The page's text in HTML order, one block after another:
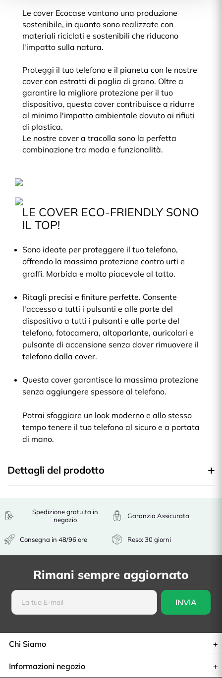
Le cover Ecocase vantano una produzione
sostenibile, in quanto sono realizzate con
materiali riciclati e sostenibili che riducono
l'impatto sulla natura.
Proteggi il tuo telefono e il pianeta con le nostre
cover con estratti di paglia di grano. Oltre a
garantire la migliore protezione per il tuo
dispositivo, questa cover contribuisce a ridurre
al minimo l'impatto ambientale dovuto ai rifiuti
di plastica.
Le nostre cover a tracolla sono la perfetta
combinazione tra moda e funzionalità.
LE COVER ECO-FRIENDLY SONO
IL TOP!
Sono ideate per proteggere il tuo telefono,
offrendo la massima protezione contro urti e
graffi. Morbida e molto piacevole al tatto.
Ritagli precisi e finiture perfette. Consente
l'accesso a tutti i pulsanti e alle porte del
dispositivo a tutti i pulsanti e alle porte del
telefono, fotocamera, altoparlante, auricolari e
pulsante di accensione senza dover rimuovere il
telefono dalla cover.
Questa cover garantisce la massima protezione
senza aggiungere spessore al telefono.
Potrai sfoggiare un look moderno e allo stesso
tempo tenere il tuo telefono al sicuro e a portata
di mano.
Dettagli del prodotto
Spedizione gratuita in
negozio
Consegna in 48/96 ore
Garanzia Assicurata
Reso: 30 giorni
Rimani sempre aggiornato
Chi Siamo
Informazioni negozio